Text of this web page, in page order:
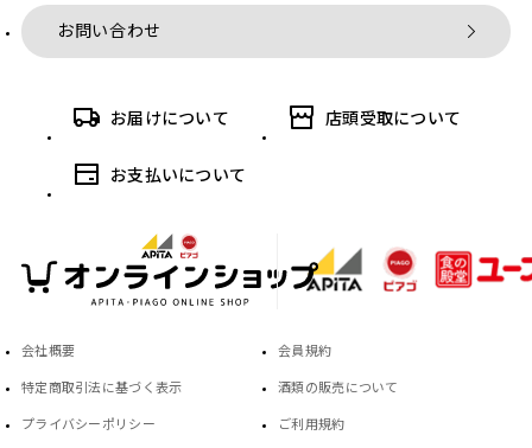
お問い合わせ
お届けについて 店頭受取について
お支払いについて
会社概要 会員規約
特定商取引法に基づく表示 酒類の販売について
プライバシーポリシー ご利用規約